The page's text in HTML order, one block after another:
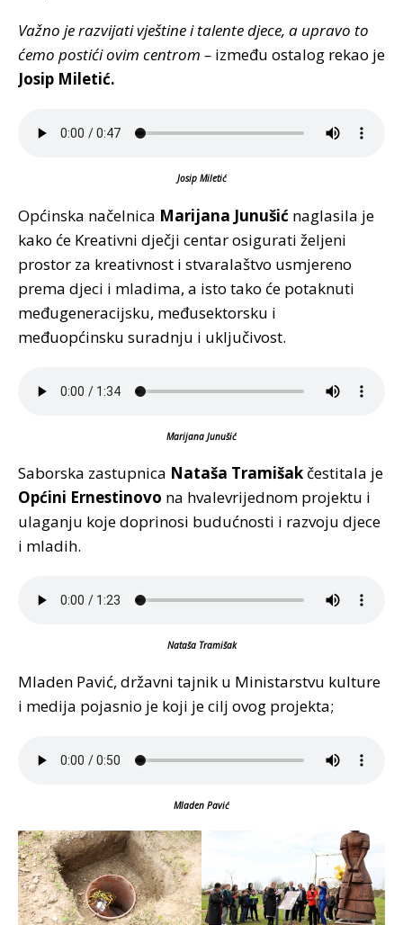
Važno je razvijati vještine i talente djece, a upravo to
ćemo postići ovim centrom – između ostalog rekao je
Josip Miletić.
Josip Miletić
Općinska načelnica Marijana Junušić naglasila je
kako će Kreativni dječji centar osigurati željeni
prostor za kreativnost i stvaralaštvo usmjereno
prema djeci i mladima, a isto tako će potaknuti
međugeneracijsku, međusektorsku i
međuopćinsku suradnju i uključivost.
Marijana Junušić
Saborska zastupnica Nataša Tramišak čestitala je
Općini Ernestinovo na hvalevrijednom projektu i
ulaganju koje doprinosi budućnosti i razvoju djece
i mladih.
Nataša Tramišak
Mladen Pavić, državni tajnik u Ministarstvu kulture
i medija pojasnio je koji je cilj ovog projekta;
Mladen Pavić